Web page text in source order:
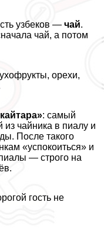
узбеков — чай.
чай, а потом
орехи,
: самый
чайника в пиалу и
После такого
«успокоиться» и
— строго на
гость не